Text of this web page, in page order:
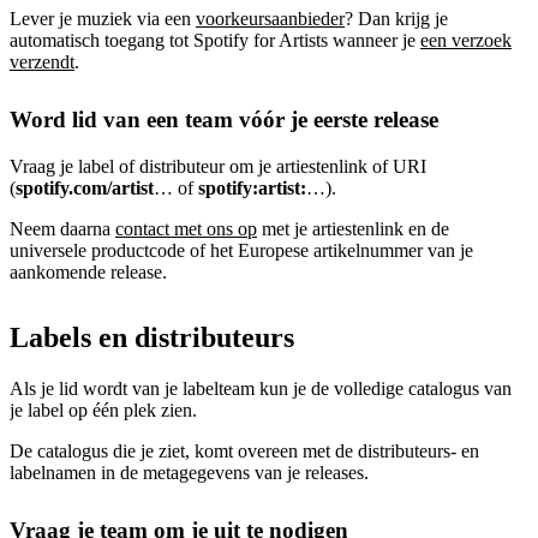
Lever je muziek via een voorkeursaanbieder? Dan krijg je
automatisch toegang tot Spotify for Artists wanneer je een verzoek
verzendt.
Word lid van een team vóór je eerste release
Vraag je label of distributeur om je artiestenlink of URI
(spotify.com/artist… ofspotify:artist:…).
Neem daarna contact met ons op met je artiestenlink en de
universele productcode of het Europese artikelnummer van je
aankomende release.
Labels en distributeurs
Als je lid wordt van je labelteam kun je de volledige catalogus van
je label op één plek zien.
De catalogus die je ziet, komt overeen met de distributeurs- en
labelnamen in de metagegevens van je releases.
Vraag je team om je uit te nodigen